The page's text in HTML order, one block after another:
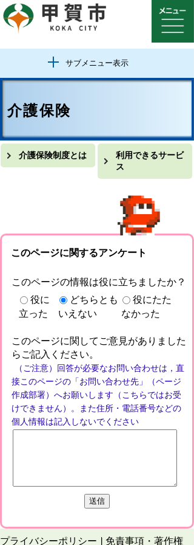
サブメニュー表示
介護保険
介護保険制度とは
利用できるサービ
ス
このページに関するアンケート
このページの情報は役に立ちましたか？
役に
立った
どちらとも
いえない
役にたた
なかった
このページに関してご意見がありました
らご記入ください。
（ご注意）回答が必要なお問い合わせは，直
接このページの「お問い合わせ先」（ページ
作成部署）へお願いします（こちらではお受
けできません）。また住所・電話番号などの
個人情報は記入しないでください
プライバシーポリシー 免責事項・著作権